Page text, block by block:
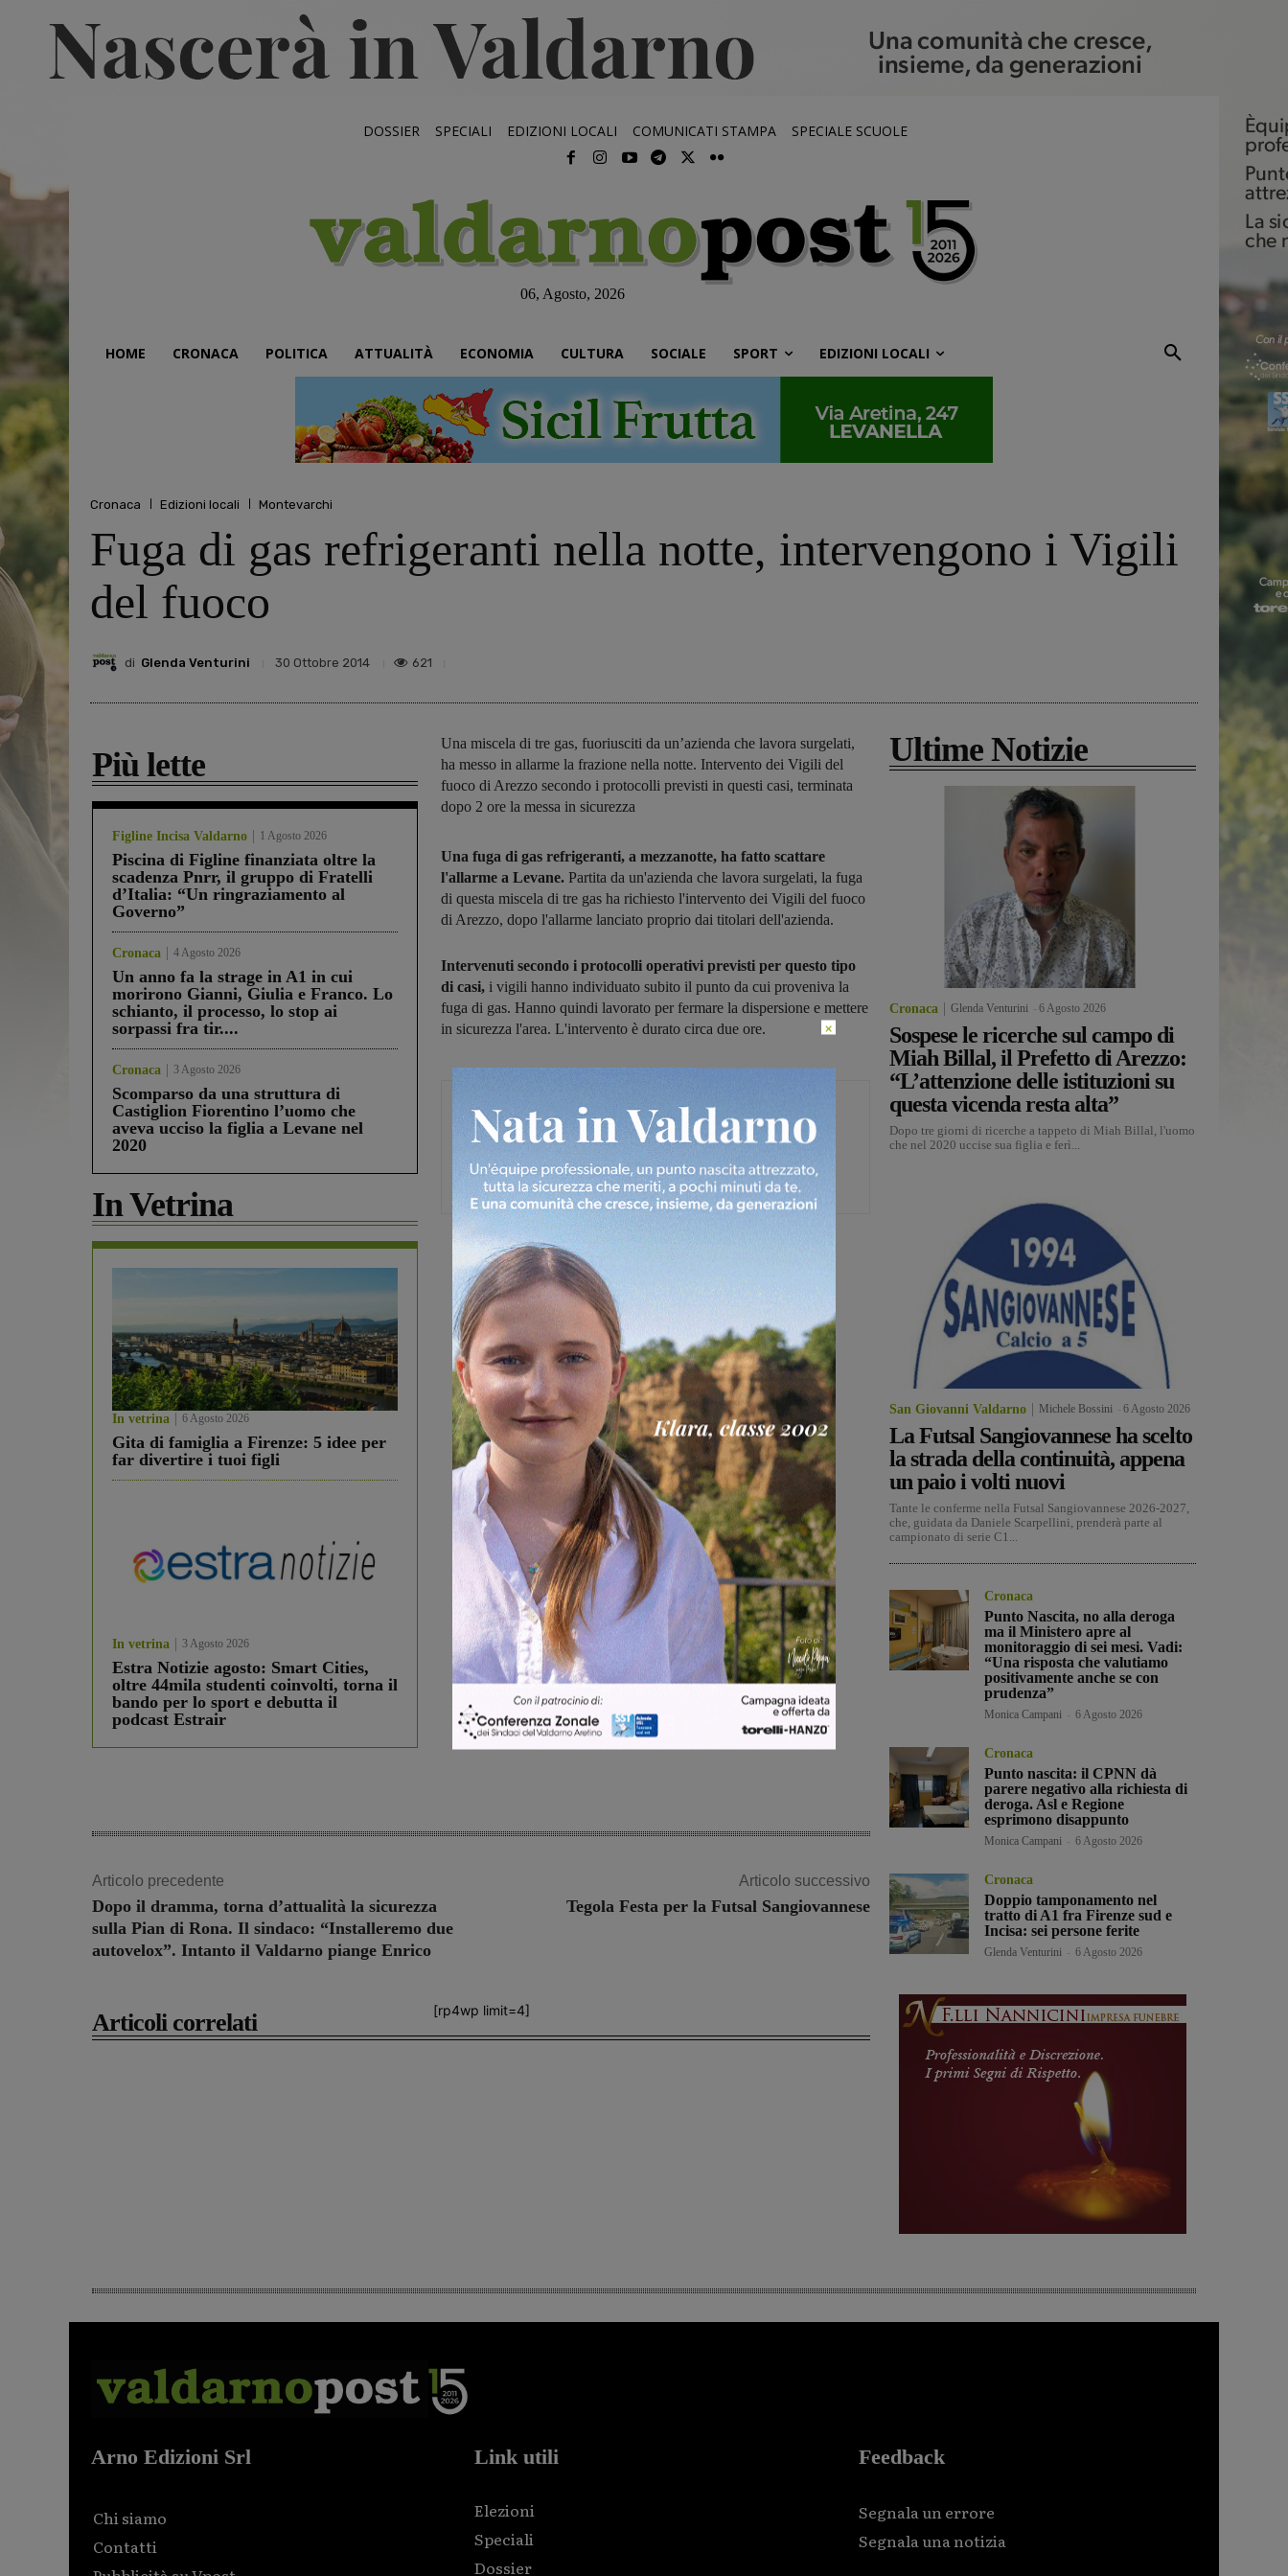
DOSSIER SPECIALI EDIZIONI LOCALI COMUNICATI STAMPA SPECIALE SCUOLE
06, Agosto, 2026
HOME CRONACA POLITICA ATTUALITÀ ECONOMIA CULTURA SOCIALE SPORT EDIZIONI LOCALI
Cronaca Edizioni locali Montevarchi
Fuga di gas refrigeranti nella notte, intervengono i Vigili
del fuoco
di Glenda Venturini 30 Ottobre 2014 621
Più lette
Figline Incisa Valdarno 1 Agosto 2026
Piscina di Figline finanziata oltre la
scadenza Pnrr, il gruppo di Fratelli
d’Italia: “Un ringraziamento al
Governo”
Cronaca 4 Agosto 2026
Un anno fa la strage in A1 in cui
morirono Gianni, Giulia e Franco. Lo
schianto, il processo, lo stop ai
sorpassi fra tir....
Cronaca 3 Agosto 2026
Scomparso da una struttura di
Castiglion Fiorentino l’uomo che
aveva ucciso la figlia a Levane nel
2020
In Vetrina
In vetrina 6 Agosto 2026
Gita di famiglia a Firenze: 5 idee per
far divertire i tuoi figli
In vetrina 3 Agosto 2026
Estra Notizie agosto: Smart Cities,
oltre 44mila studenti coinvolti, torna il
bando per lo sport e debutta il
podcast Estrair
Una miscela di tre gas, fuoriusciti da un’azienda che lavora surgelati,
ha messo in allarme la frazione nella notte. Intervento dei Vigili del
fuoco di Arezzo secondo i protocolli previsti in questi casi, terminata
dopo 2 ore la messa in sicurezza
Una fuga di gas refrigeranti, a mezzanotte, ha fatto scattare
l'allarme a Levane. Partita da un'azienda che lavora surgelati, la fuga
di questa miscela di tre gas ha richiesto l'intervento dei Vigili del fuoco
di Arezzo, dopo l'allarme lanciato proprio dai titolari dell'azienda.
Intervenuti secondo i protocolli operativi previsti per questo tipo
di casi, i vigili hanno individuato subito il punto da cui proveniva la
fuga di gas. Hanno quindi lavorato per fermare la dispersione e mettere
in sicurezza l'area. L'intervento è durato circa due ore.
Glenda Venturini
Capo redattore
Share
Articolo precedente
Dopo il dramma, torna d’attualità la sicurezza
sulla Pian di Rona. Il sindaco: “Installeremo due
autovelox”. Intanto il Valdarno piange Enrico
Articolo successivo
Tegola Festa per la Futsal Sangiovannese
[rp4wp limit=4]
Articoli correlati
Ultime Notizie
Cronaca Glenda Venturini 6 Agosto 2026
Sospese le ricerche sul campo di
Miah Billal, il Prefetto di Arezzo:
“L’attenzione delle istituzioni su
questa vicenda resta alta”
Dopo tre giorni di ricerche a tappeto di Miah Billal, l'uomo
che nel 2020 uccise sua figlia e ferì...
San Giovanni Valdarno Michele Bossini 6 Agosto 2026
La Futsal Sangiovannese ha scelto
la strada della continuità, appena
un paio i volti nuovi
Tante le conferme nella Futsal Sangiovannese 2026-2027,
che, guidata da Daniele Scarpellini, prenderà parte al
campionato di serie C1...
Cronaca
Punto Nascita, no alla deroga
ma il Ministero apre al
monitoraggio di sei mesi. Vadi:
“Una risposta che valutiamo
positivamente anche se con
prudenza”
Monica Campani 6 Agosto 2026
Cronaca
Punto nascita: il CPNN dà
parere negativo alla richiesta di
deroga. Asl e Regione
esprimono disappunto
Monica Campani 6 Agosto 2026
Cronaca
Doppio tamponamento nel
tratto di A1 fra Firenze sud e
Incisa: sei persone ferite
Glenda Venturini 6 Agosto 2026
Arno Edizioni Srl
Chi siamo
Contatti
Link utili
Elezioni
Speciali
Dossier
Feedback
Segnala un errore
Segnala una notizia
×